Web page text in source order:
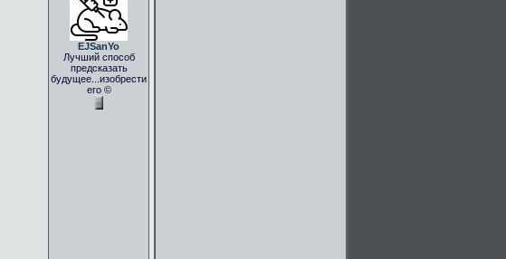
EJSanYo
Лучший способ
предсказать
будущее...изобрести
его ©